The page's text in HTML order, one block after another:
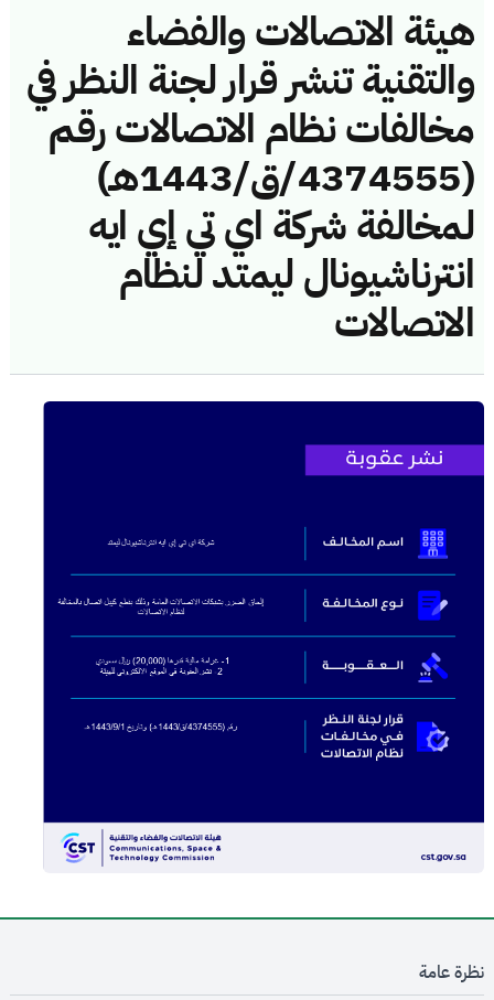
هيئة الاتصالات والفضاء
والتقنية تنشر قرار لجنة النظر في
مخالفات نظام الاتصالات رقم
(4374555/ق/1443هـ)
لمخالفة شركة اي تي إي ايه
انترناشيونال ليمتد لنظام
الاتصالات
نظرة عامة